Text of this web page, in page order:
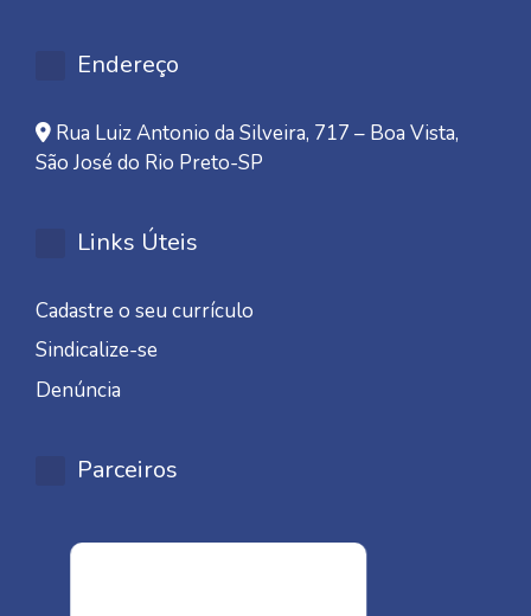
Endereço
Rua Luiz Antonio da Silveira, 717 – Boa Vista,
São José do Rio Preto-SP
Links Úteis
Cadastre o seu currículo
Sindicalize-se
Denúncia
Parceiros